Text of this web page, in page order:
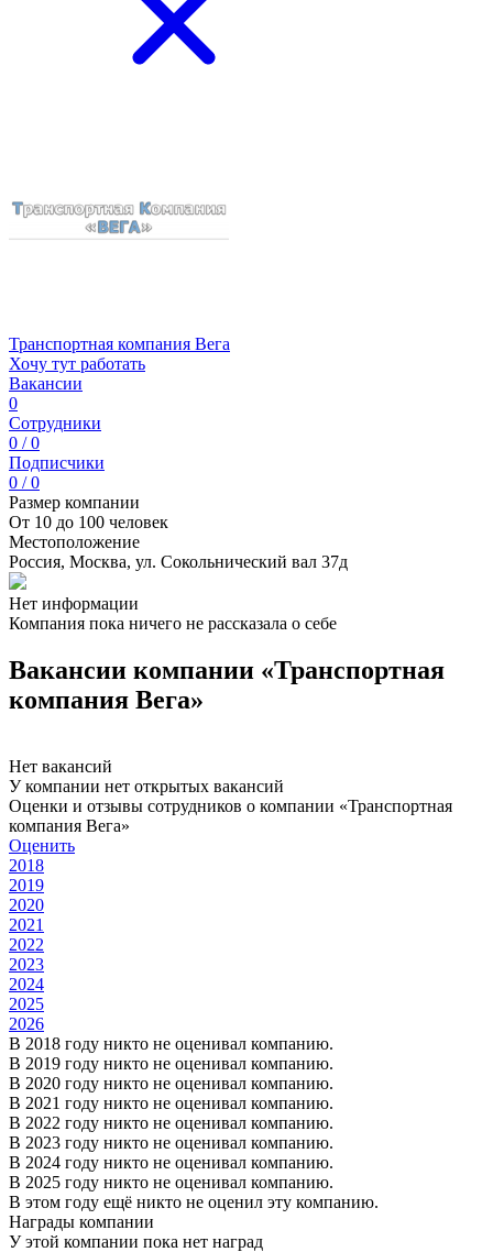
Транспортная компания Вега
Хочу тут работать
Вакансии
0
Сотрудники
0 / 0
Подписчики
0 / 0
Размер компании
От 10 до 100 человек
Местоположение
Россия, Москва, ул. Сокольнический вал 37д
Нет информации
Компания пока ничего не рассказала о себе
Вакансии компании «Транспортная
компания Вега»
Нет вакансий
У компании нет открытых вакансий
Оценки и отзывы сотрудников о компании «Транспортная
компания Вега»
Оценить
2018
2019
2020
2021
2022
2023
2024
2025
2026
В 2018 году никто не оценивал компанию.
В 2019 году никто не оценивал компанию.
В 2020 году никто не оценивал компанию.
В 2021 году никто не оценивал компанию.
В 2022 году никто не оценивал компанию.
В 2023 году никто не оценивал компанию.
В 2024 году никто не оценивал компанию.
В 2025 году никто не оценивал компанию.
В этом году ещё никто не оценил эту компанию.
Награды компании
У этой компании пока нет наград